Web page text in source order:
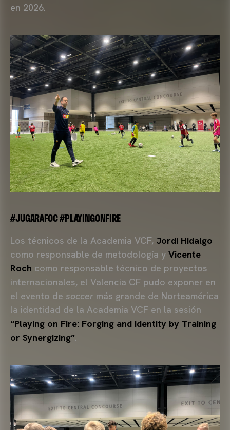
en 2026.
#JUGARAFOC #PLAYINGONFIRE
Los técnicos de la Academia VCF, Jordi Hidalgo
como responsable de metodología y Vicente
Roch como responsable técnico de proyectos
internacionales, el Valencia CF pudo exponer en
el evento de soccer más grande de Norteamérica
la identidad de la Academia VCF en la sesión
“Playing on Fire: Forging and Identity by Training
or Synergizing”.